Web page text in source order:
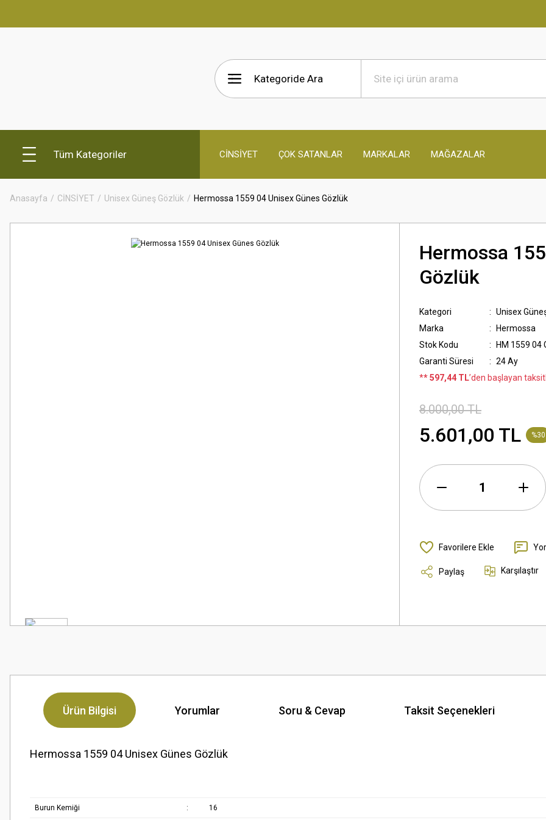
Tüm Kategoriler CİNSİYET ÇOK SATANLAR MARKALAR MAĞAZALAR
Anasayfa CİNSİYET Unisex Güneş Gözlük Hermossa 1559 04 Unisex Günes Gözlük
Hermossa
Gözlük
Kategori
Unisex
Marka
Hermossa
Stok Kodu
HM 1559 04
Garanti Süresi
24 Ay
** 597,44 TL’den başlayan
8.000,00 TL
5.601,00 TL %30
Paylaş Karşılaştır
Ürün Bilgisi Yorumlar Soru & Cevap Taksit Seçenekleri
Hermossa 1559 04 Unisex Günes Gözlük
Burun Kemiği : 16